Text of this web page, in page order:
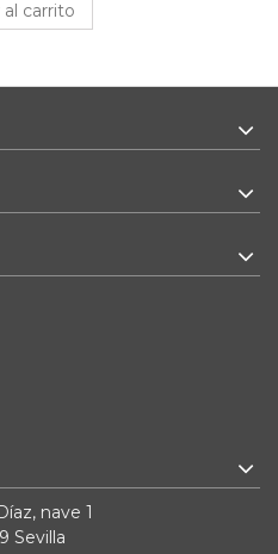
al carrito
nave 1
Sevilla